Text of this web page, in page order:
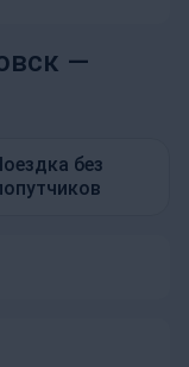
—
без